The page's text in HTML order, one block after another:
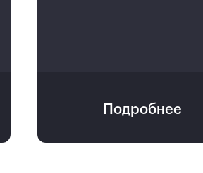
Подробнее